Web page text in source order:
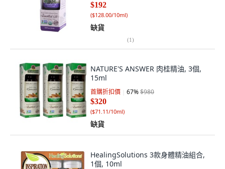
$192
($128.00/10ml)
缺貨
(1)
NATURE'S ANSWER 肉桂精油, 3個,
15ml
首購折扣價 67%$980
$320
($71.11/10ml)
缺貨
HealingSolutions 3款身體精油組合,
1個, 10ml